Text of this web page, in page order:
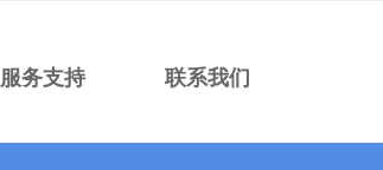
服务支持 联系我们